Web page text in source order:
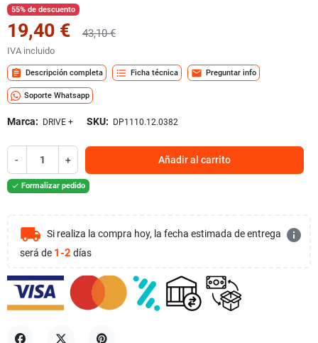
55% de descuento
19,40 € 43,10 €
IVA incluido
assignment Descripción completa format_list_bulleted Ficha técnica mail Preguntar info
Soporte Whatsapp
Marca: DRIVE + SKU: DP1110.12.0382
- + Añadir al carrito
 Formalizar pedido
local_shipping Si realiza la compra hoy, la fecha estimada de entrega
será de 1-2 días
info